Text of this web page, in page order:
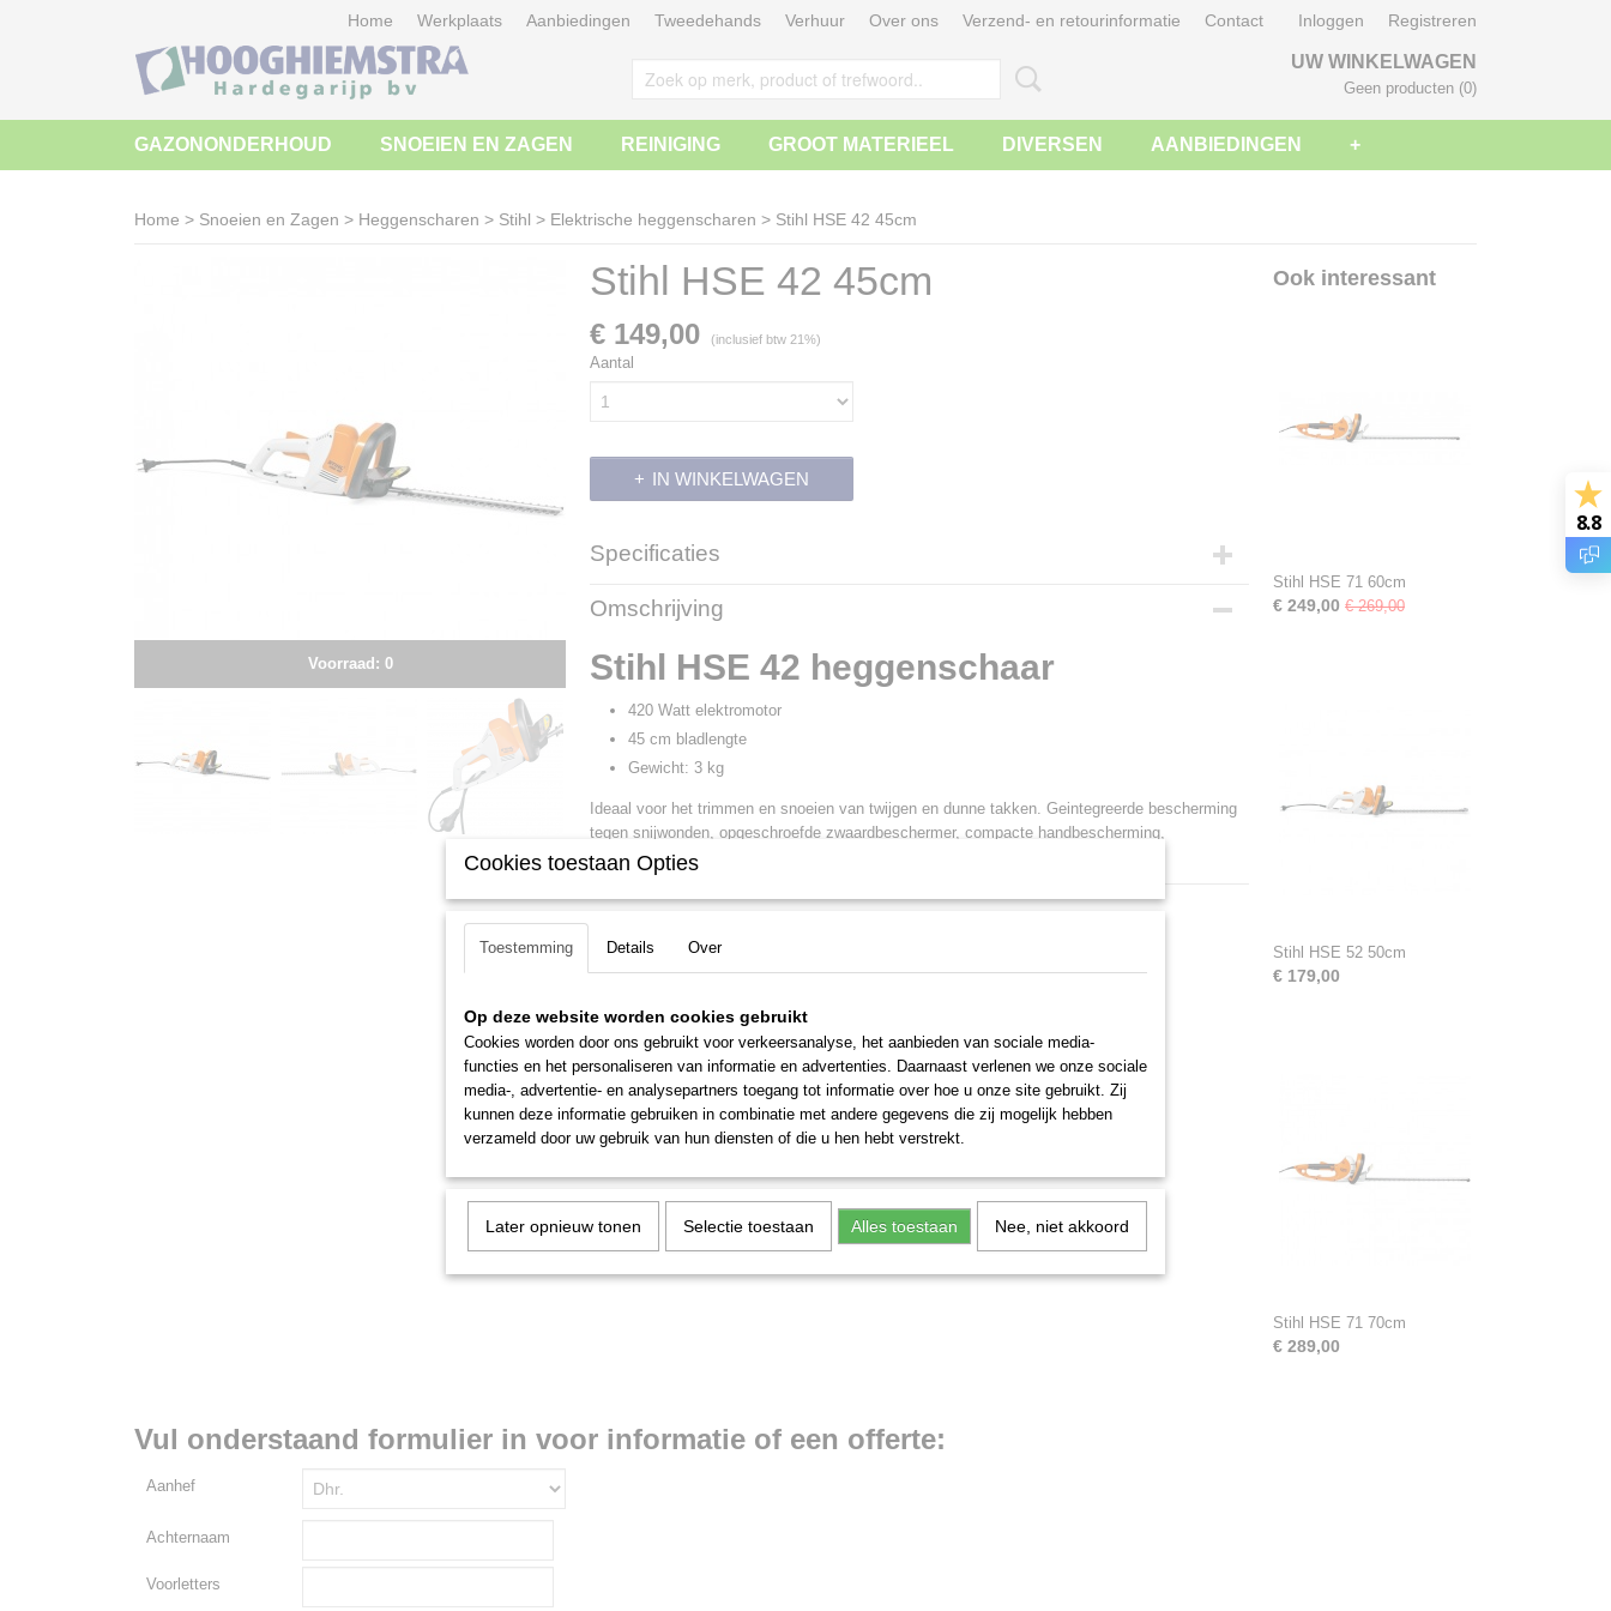
Home Werkplaats Aanbiedingen Tweedehands Verhuur Over ons Verzend- en retourinformatie Contact Inloggen Registreren
UW WINKELWAGEN
Geen producten (0)
GAZONONDERHOUD SNOEIEN EN ZAGEN REINIGING GROOT MATERIEEL DIVERSEN AANBIEDINGEN +
Home > Snoeien en Zagen > Heggenscharen > Stihl > Elektrische heggenscharen > Stihl HSE 42 45cm
Voorraad: 0
Stihl HSE 42 45cm
€ 149,00 (inclusief btw 21%)
Aantal
IN WINKELWAGEN
Specificaties
Productcode
Productcode leverancier
Omschrijving
Stihl HSE 42 heggenschaar
420 Watt elektromotor
45 cm bladlengte
Gewicht: 3 kg
Ideaal voor het trimmen en snoeien van twijgen en dunne takken. Geintegreerde bescherming
tegen snijwonden, opgeschroefde zwaardbeschermer, compacte handbescherming,
mechanische messenrem, éénzijdig geslepen messen.
Ook interessant
Stihl HSE 71 60cm
€ 249,00 € 269,00
Stihl HSE 52 50cm
€ 179,00
Stihl HSE 71 70cm
€ 289,00
Vul onderstaand formulier in voor informatie of een offerte:
Aanhef
Achternaam
Voorletters
8.8
Cookies toestaan Opties
Toestemming Details Over
Op deze website worden cookies gebruikt
Cookies worden door ons gebruikt voor verkeersanalyse, het aanbieden van sociale media-
functies en het personaliseren van informatie en advertenties. Daarnaast verlenen we onze sociale
media-, advertentie- en analysepartners toegang tot informatie over hoe u onze site gebruikt. Zij
kunnen deze informatie gebruiken in combinatie met andere gegevens die zij mogelijk hebben
verzameld door uw gebruik van hun diensten of die u hen hebt verstrekt.
Later opnieuw tonen Selectie toestaan Alles toestaan Nee, niet akkoord